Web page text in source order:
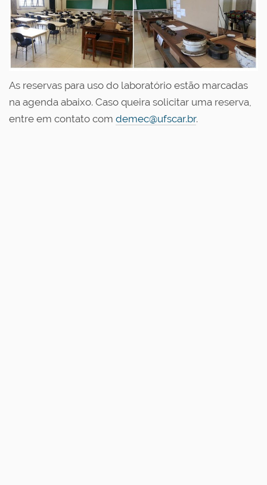
As reservas para uso do laboratório estão marcadas
na agenda abaixo. Caso queira solicitar uma reserva,
entre em contato com demec@ufscar.br.